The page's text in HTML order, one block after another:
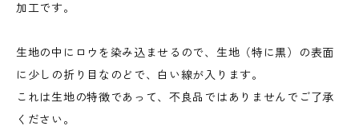
加工です。
生地の中にロウを染み込ませるので、生地（特に黒）の表面
に少しの折り目なのどで、白い線が入ります。
これは生地の特徴であって、不良品ではありませんでご了承
ください。